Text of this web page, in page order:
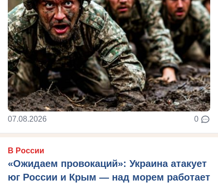
07.08.2026 0
В России
«Ожидаем провокаций»: Украина атакует
юг России и Крым — над морем работает